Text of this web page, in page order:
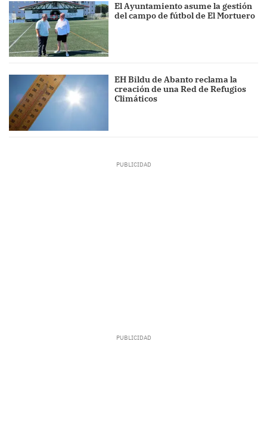
El Ayuntamiento asume la gestión
del campo de fútbol de El Mortuero
EH Bildu de Abanto reclama la
creación de una Red de Refugios
Climáticos